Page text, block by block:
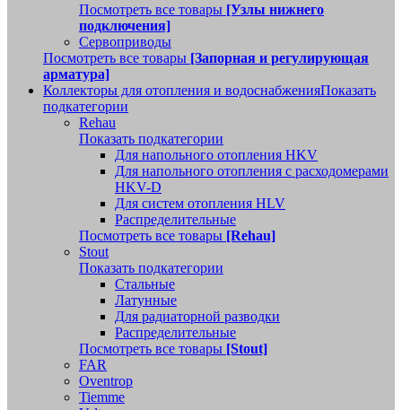
Посмотреть все товары [Узлы нижнего
подключения]
Сервоприводы
Посмотреть все товары [Запорная и регулирующая
арматура]
Коллекторы для отопления и водоснабженияПоказать
подкатегории
Rehau
Показать подкатегории
Для напольного отопления HKV
Для напольного отопления с расходомерами
HKV-D
Для систем отопления HLV
Распределительные
Посмотреть все товары [Rehau]
Stout
Показать подкатегории
Стальные
Латунные
Для радиаторной разводки
Распределительные
Посмотреть все товары [Stout]
FAR
Oventrop
Tiemme